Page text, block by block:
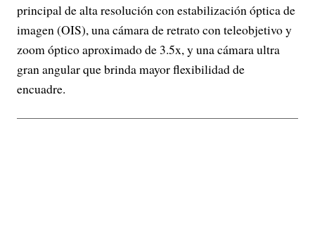
principal de alta resolución con estabilización óptica de
imagen (OIS), una cámara de retrato con teleobjetivo y
zoom óptico aproximado de 3.5x, y una cámara ultra
gran angular que brinda mayor flexibilidad de
encuadre.